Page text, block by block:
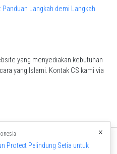
Langkah demi Langkah
yang menyediakan kebutuhan
yang Islami. Kontak CS kami via
×
Protect Pelindung Setia untuk